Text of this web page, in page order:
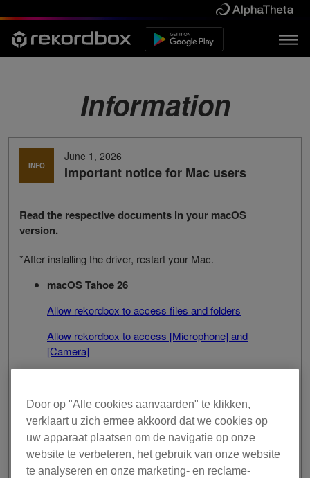
Information
INFO
June 1, 2026
Important notice for Mac users
Read the respective documents in your macOS
version.
*After installing the driver, restart your Mac.
macOS Tahoe 26
Allow rekordbox to access files and folders
Allow rekordbox to access [Microphone] and
[Camera]
macOS Sonoma 14
Allow rekordbox to access files and folders
Allow rekordbox to access [Microphone] and
[Camera]
Door op "Alle cookies aanvaarden" te klikken,
verklaart u zich ermee akkoord dat we cookies op
uw apparaat plaatsen om de navigatie op onze
website te verbeteren, het gebruik van onze website
te analyseren en onze marketing- en reclame-